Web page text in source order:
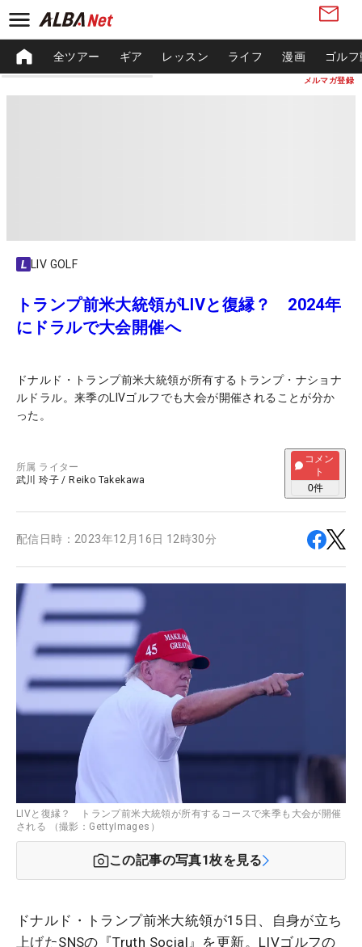
メルマガ登録
全ツアー ギア レッスン ライフ 漫画 ゴル
LIV GOLF
トランプ前米大統領がLIVと復縁？ 2024年
にドラルで大会開催へ
ドナルド・トランプ前米大統領が所有するトランプ・ナショナ
ルドラル。来季のLIVゴルフでも大会が開催されることが分か
った。
所属 ライター
武川 玲子 / Reiko Takekawa
コメン
ト
0件
配信日時： 2023年12月16日 12時30分
LIVと復縁？ トランプ前米大統領が所有するコースで来季も大会が開催
される （撮影：GettyImages）
この記事の写真1枚を見る
ドナルド・トランプ前米大統領が15日、自身が立ち
上げたSNSの『Truth Social』を更新。LIVゴルフの